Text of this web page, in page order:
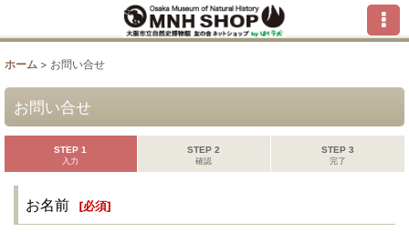
ホーム > お問い合せ
お問い合せ
STEP 1
入力
STEP 2
確認
STEP 3
完了
お名前 [必須]